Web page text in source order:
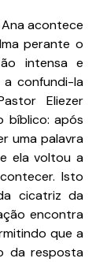
acontece
perante o
intensa e
a confundi-la
Eliezer
bíblico: após
uma palavra
ela voltou a
Isto
cicatriz da
encontra
que a
da resposta